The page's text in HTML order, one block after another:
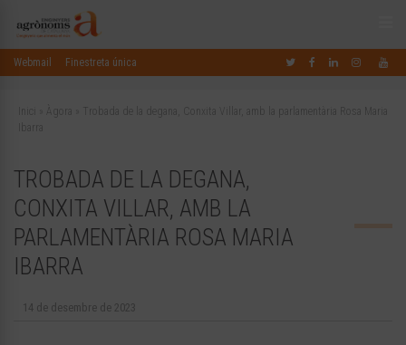
Webmail Finestreta única
Inici Àgora
Trobada de la degana, Conxita Villar, amb la parlamentària Rosa Maria
Ibarra
TROBADA DE LA DEGANA,
CONXITA VILLAR, AMB LA
PARLAMENTÀRIA ROSA MARIA
IBARRA
14 de desembre de 2023